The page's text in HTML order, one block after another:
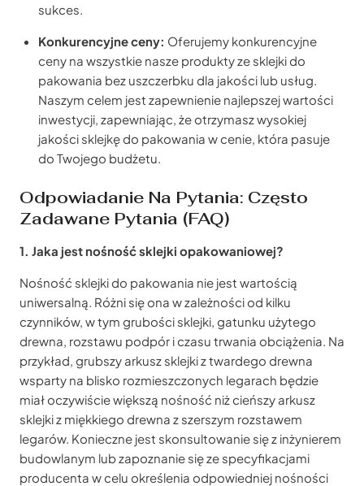
sukces.
Konkurencyjne ceny: Oferujemy konkurencyjne
ceny na wszystkie nasze produkty ze sklejki do
pakowania bez uszczerbku dla jakości lub usług.
Naszym celem jest zapewnienie najlepszej wartości
inwestycji, zapewniając, że otrzymasz wysokiej
jakości sklejkę do pakowania w cenie, która pasuje
do Twojego budżetu.
Odpowiadanie Na Pytania: Często
Zadawane Pytania (FAQ)
1. Jaka jest nośność sklejki opakowaniowej?
Nośność sklejki do pakowania nie jest wartością
uniwersalną. Różni się ona w zależności od kilku
czynników, w tym grubości sklejki, gatunku użytego
drewna, rozstawu podpór i czasu trwania obciążenia. Na
przykład, grubszy arkusz sklejki z twardego drewna
wsparty na blisko rozmieszczonych legarach będzie
miał oczywiście większą nośność niż cieńszy arkusz
sklejki z miękkiego drewna z szerszym rozstawem
legarów. Konieczne jest skonsultowanie się z inżynierem
budowlanym lub zapoznanie się ze specyfikacjami
producenta w celu określenia odpowiedniej nośności